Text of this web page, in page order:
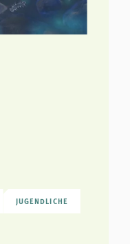
JUGENDLICHE